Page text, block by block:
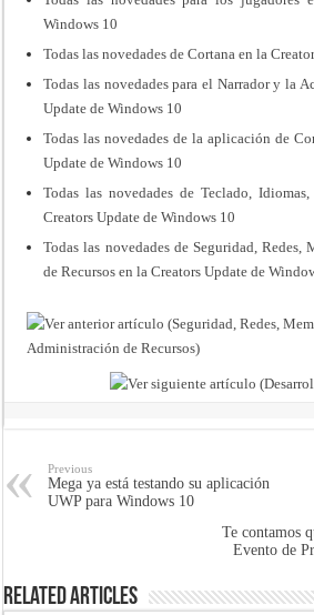
Windows 10
Todas las novedades de Cortana en la
Todas las novedades para el Narrador y la
Update de Windows 10
Todas las novedades de la aplicación de
Update de Windows 10
Todas las novedades de Teclado,
Creators Update de Windows 10
Todas las novedades de Seguridad,
de Recursos en la Creators Update de
Previous
Mega ya está testando su aplicación
UWP para Windows 10
Te contamos
Evento de
Related Articles